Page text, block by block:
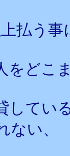
払う
をどこ
してい
い、